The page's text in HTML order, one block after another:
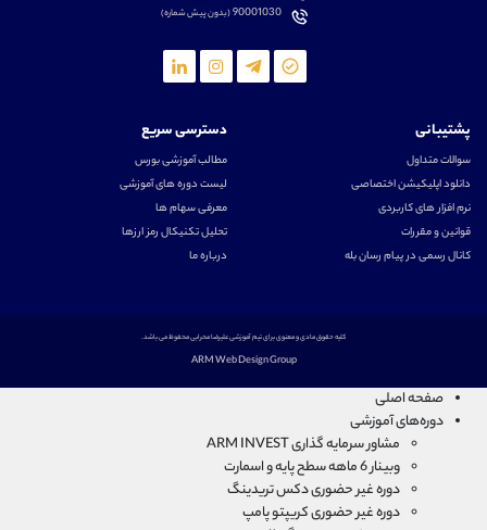
90001030(بدون پیش شماره)
پشتیبانی
سوالات متداول
دانلود اپلیکیشن اختصاصی
نرم افزار های کاربردی
قوانین و مقررات
کانال رسمی در پیام رسان بله
دسترسی سریع
مطالب آموزشی بورس
لیست دوره های آموزشی
معرفی سهام ها
تحلیل تکنیکال رمز ارزها
درباره ما
کلیه حقوق مادی و معنوی برای تیم آموزشی علیرضا محرابی محفوظ می باشد.
ARM Web Design Group
صفحه اصلی
دوره‌های آموزشی
مشاور سرمایه گذاری ARM INVEST
وبینار 6 ماهه سطح پایه و اسمارت
دوره غیر حضوری دکس تریدینگ
دوره غیر حضوری کریپتو پامپ